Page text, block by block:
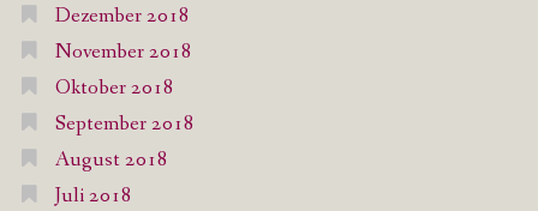
Dezember 2018
November 2018
Oktober 2018
September 2018
August 2018
Juli 2018